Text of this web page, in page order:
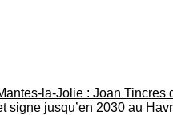
la-Jolie : Joan Tincres
signe jusqu’en 2030 au